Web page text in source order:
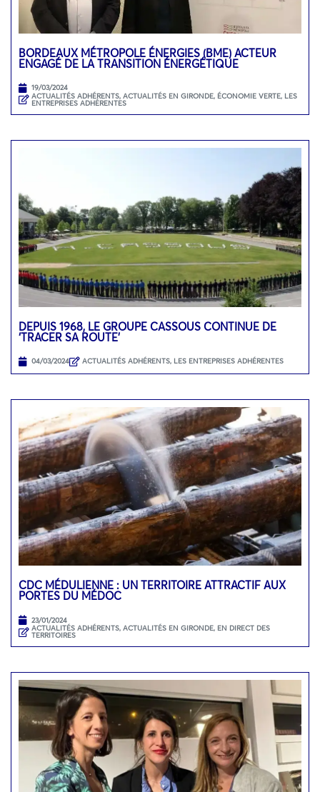
BORDEAUX MÉTROPOLE ÉNERGIES (BME) ACTEUR
ENGAGÉ DE LA TRANSITION ÉNERGÉTIQUE
19/03/2024
ACTUALITÉS ADHÉRENTS, ACTUALITÉS EN GIRONDE, ÉCONOMIE VERTE, LES
ENTREPRISES ADHÉRENTES
DEPUIS 1968, LE GROUPE CASSOUS CONTINUE DE
‘TRACER SA ROUTE’
04/03/2024 ACTUALITÉS ADHÉRENTS, LES ENTREPRISES ADHÉRENTES
CDC MÉDULIENNE : UN TERRITOIRE ATTRACTIF AUX
PORTES DU MÉDOC
23/01/2024
ACTUALITÉS ADHÉRENTS, ACTUALITÉS EN GIRONDE, EN DIRECT DES
TERRITOIRES